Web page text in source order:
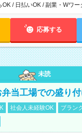
時から翌8時 ■24時から翌9時 など ※
日固定（毎週同じ曜日での
OK / 日払いOK / 副業・Wワー
応募する
未読
弁当工場での盛り
社会人未経験OK
ブラン